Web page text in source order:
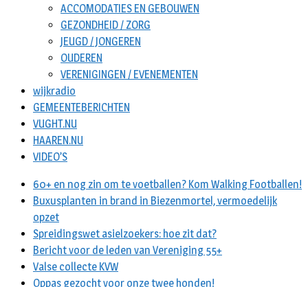
ACCOMODATIES EN GEBOUWEN
GEZONDHEID / ZORG
JEUGD / JONGEREN
OUDEREN
VERENIGINGEN / EVENEMENTEN
wijkradio
GEMEENTEBERICHTEN
VUGHT.NU
HAAREN.NU
VIDEO’S
60+ en nog zin om te voetballen? Kom Walking Footballen!
Buxusplanten in brand in Biezenmortel, vermoedelijk
opzet
Spreidingswet asielzoekers: hoe zit dat?
Bericht voor de leden van Vereniging 55+
Valse collecte KVW
Oppas gezocht voor onze twee honden!